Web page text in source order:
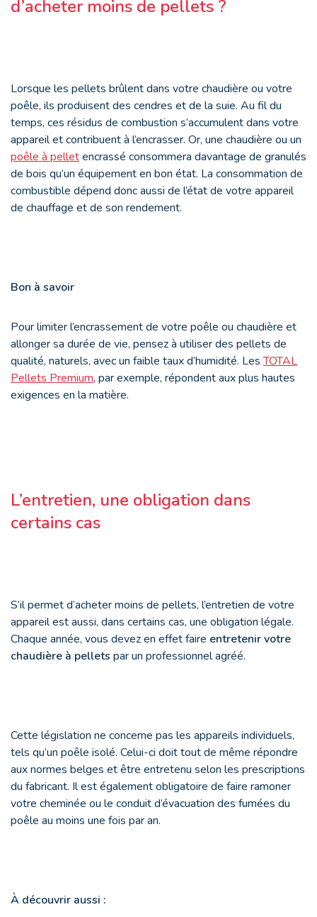
d’acheter moins de pellets ?
Lorsque les pellets brûlent dans votre chaudière ou votre
poêle, ils produisent des cendres et de la suie. Au fil du
temps, ces résidus de combustion s’accumulent dans votre
appareil et contribuent à l’encrasser. Or, une chaudière ou un
poêle à pelletencrassé consommera davantage de granulés
de bois qu’un équipement en bon état. La consommation de
combustible dépend donc aussi de l’état de votre appareil
de chauffage et de son rendement.
Bon à savoir
Pour limiter l’encrassement de votre poêle ou chaudière et
allonger sa durée de vie, pensez à utiliser des pellets de
qualité, naturels, avec un faible taux d’humidité. LesTOTAL
Pellets Premium, par exemple, répondent aux plus hautes
exigences en la matière.
L’entretien, une obligation dans
certains cas
S’il permet d’acheter moins de pellets, l’entretien de votre
appareil est aussi, dans certains cas, une obligation légale.
Chaque année, vous devez en effet faire entretenir votre
chaudière à pellets par un professionnel agréé.
Cette législation ne concerne pas les appareils individuels,
tels qu’un poêle isolé. Celui-ci doit tout de même répondre
aux normes belges et être entretenu selon les prescriptions
du fabricant. Il est également obligatoire de faire ramoner
votre cheminée ou le conduit d’évacuation des fumées du
poêle au moins une fois par an.
À découvrir aussi :